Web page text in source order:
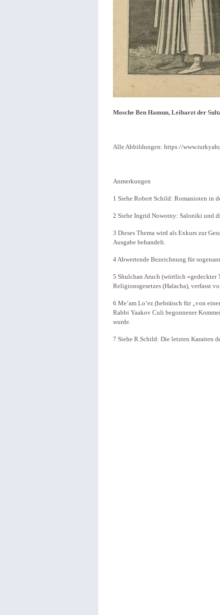
Mosche Ben Hamun, Leibarzt der
Alle Abbildungen: https://
Anmerkungen
1 Siehe Robert Schild: Romanioten in
2 Siehe Ingrid Nowotny: Saloniki und
3 Dieses Thema wird als Exkurs zur
Ausgabe behandelt.
4 Abwertende Bezeichnung für
5 Shulchan Aruch (wörtlich «gedeckter
Religionsgesetzes (Halacha), verfasst
6 Me‘am Lo‘ez (hebräisch für „von
Rabbi Yaakov Culi begonnener
wurde.
7 Siehe R.Schild: Die letzten Karaiten